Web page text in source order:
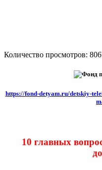
Количество просмотров:
https://fond-detyam.ru/detskiy-
10 главных